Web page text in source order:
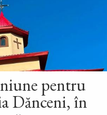
pentru
Dănceni, în